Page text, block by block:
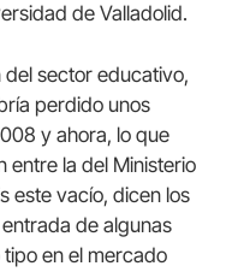
de Valladolid.
del sector educativo,
perdido unos
y ahora, lo que
entre la del Ministerio
este vacío, dicen los
de algunas
en el mercado